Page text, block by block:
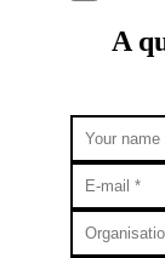
A